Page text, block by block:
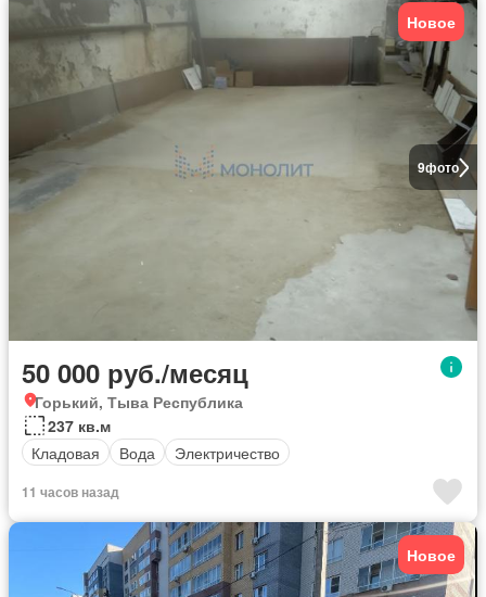
9фото
Новое
50 000 руб./месяц
Горький, Тыва Республика
237 кв.м
Кладовая
Вода Электричество
11 часов назад
Новое